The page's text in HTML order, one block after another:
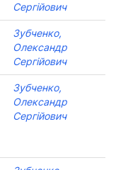
Сергійович
Зубченко,
Олександр
Сергійович
Зубченко,
Олександр
Сергійович